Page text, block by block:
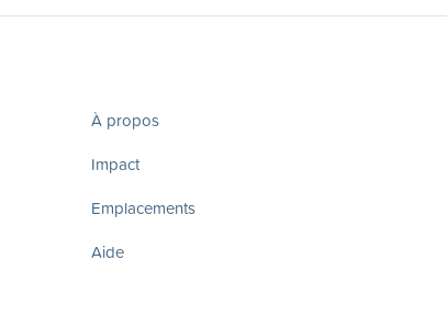
À propos
Impact
Emplacements
Aide